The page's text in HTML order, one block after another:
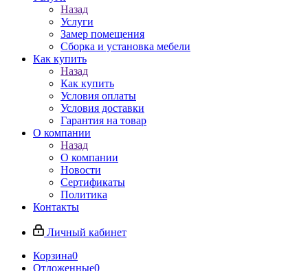
Назад
Услуги
Замер помещения
Сборка и установка мебели
Как купить
Назад
Как купить
Условия оплаты
Условия доставки
Гарантия на товар
О компании
Назад
О компании
Новости
Сертификаты
Политика
Контакты
Личный кабинет
Корзина0
Отложенные0